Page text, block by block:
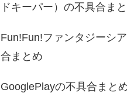
ドキーパー）の不具合ま
Fun!Fun!ファンタジーシ
合まとめ
GooglePlayの不具合まと